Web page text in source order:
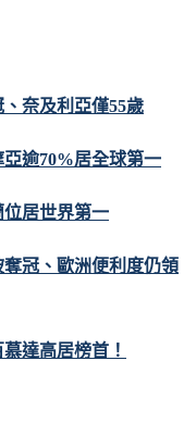
奈及利亞僅55歲
逾70%居全球第一
位居世界第一
冠、歐洲便利度仍領
達高居榜首！